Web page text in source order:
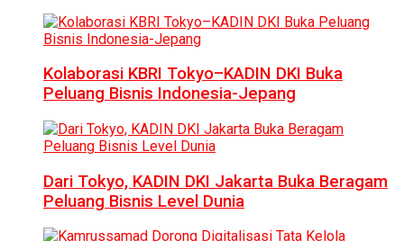
Kolaborasi KBRI Tokyo–KADIN DKI Buka
Peluang Bisnis Indonesia-Jepang
Dari Tokyo, KADIN DKI Jakarta Buka Beragam
Peluang Bisnis Level Dunia